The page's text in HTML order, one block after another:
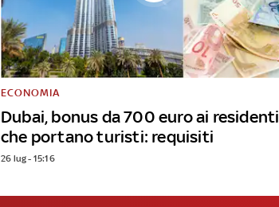
Dubai, bonus da 700 euro ai residenti
che portano turisti: requisiti
ECONOMIA
26 lug - 15:16